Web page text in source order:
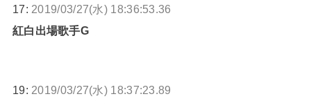
17: 2019/03/27(水) 18:36:53.36
紅白出場歌手G
19: 2019/03/27(水) 18:37:23.89